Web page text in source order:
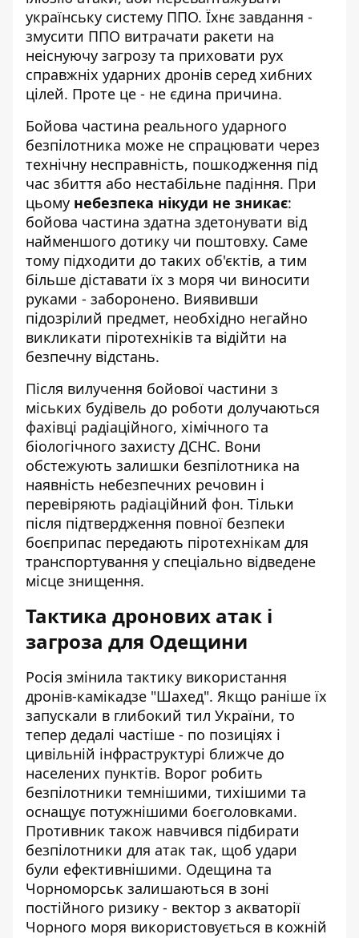
українську систему ППО. Їхнє завдання -
змусити ППО витрачати ракети на
неіснуючу загрозу та приховати рух
справжніх ударних дронів серед хибних
цілей. Проте це - не єдина причина.
Бойова частина реального ударного
безпілотника може не спрацювати через
технічну несправність, пошкодження під
час збиття або нестабільне падіння. При
цьому небезпека нікуди не зникає:
бойова частина здатна здетонувати від
найменшого дотику чи поштовху. Саме
тому підходити до таких об'єктів, а тим
більше діставати їх з моря чи виносити
руками - заборонено. Виявивши
підозрілий предмет, необхідно негайно
викликати піротехніків та відійти на
безпечну відстань.
Після вилучення бойової частини з
міських будівель до роботи долучаються
фахівці радіаційного, хімічного та
біологічного захисту ДСНС. Вони
обстежують залишки безпілотника на
наявність небезпечних речовин і
перевіряють радіаційний фон. Тільки
після підтвердження повної безпеки
боєприпас передають піротехнікам для
транспортування у спеціально відведене
місце знищення.
Тактика дронових атак і
загроза для Одещини
Росія змінила тактику використання
дронів-камікадзе "Шахед". Якщо раніше їх
запускали в глибокий тил України, то
тепер дедалі частіше - по позиціях і
цивільній інфраструктурі ближче до
населених пунктів. Ворог робить
безпілотники темнішими, тихішими та
оснащує потужнішими боєголовками.
Противник також навчився підбирати
безпілотники для атак так, щоб удари
були ефективнішими. Одещина та
Чорноморськ залишаються в зоні
постійного ризику - вектор з акваторії
Чорного моря використовується в кожній